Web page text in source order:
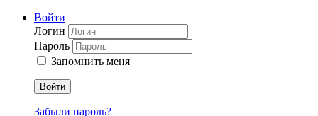
Войти
Логин
Пароль
Запомнить меня
Войти
Забыли пароль?